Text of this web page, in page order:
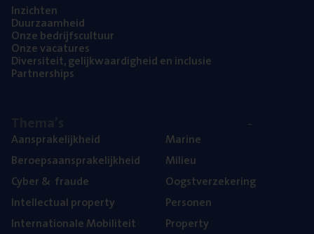
Inzich­ten
Duur­zaam­heid
Onze bedrijfs­cul­tuur
Onze vaca­tu­res
Diver­si­teit, gelijk­waar­dig­heid en inclusie
Part­ner­ships
Aan­spra­ke­lijk­heid
Beroeps­aan­spra­ke­lijk­heid
Cyber& fraude
Intel­lec­tu­al property
Inter­na­ti­o­na­le Mobiliteit
Mari­ne
Mili­eu
Oogst­ver­ze­ke­ring
Per­so­nen
Pro­per­ty